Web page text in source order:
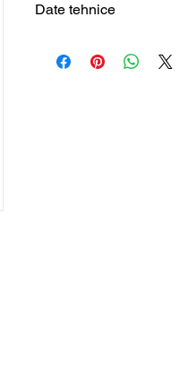
Date tehnice
Tip produs